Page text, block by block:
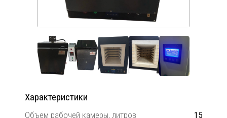
Характеристики
Объем рабочей камеры, литров
15